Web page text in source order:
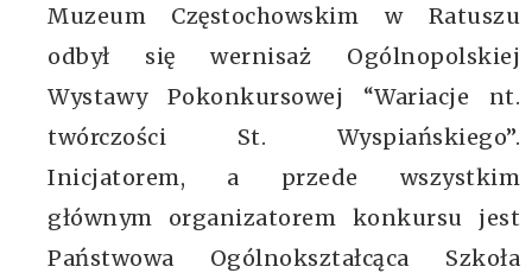
Muzeum Częstochowskim w Ratuszu
odbył się wernisaż Ogólnopolskiej
Wystawy Pokonkursowej “Wariacje nt.
twórczości St. Wyspiańskiego”.
Inicjatorem, a przede wszystkim
głównym organizatorem konkursu jest
Państwowa Ogólnokształcąca Szkoła